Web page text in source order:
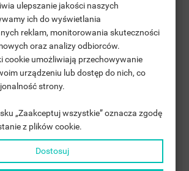
ŻYCZEŃ
BY ZAPISAĆ PRODUKTY NA
((LOGINTEXT))
ulepszanie jakości naszych
ich do wyświetlania
reklam, monitorowania skuteczności
oraz analizy odbiorców.
cookie umożliwiają przechowywanie
urządzeniu lub dostęp do nich, co
strony.
„Zaakceptuj wszystkie” oznacza zgodę
z plików cookie.
Dostosuj